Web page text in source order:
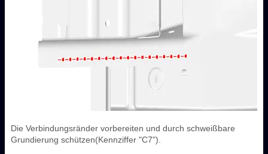
Die Verbindungsränder vorbereiten und durch schweißbare
Grundierung schützen(Kennziffer "C7").